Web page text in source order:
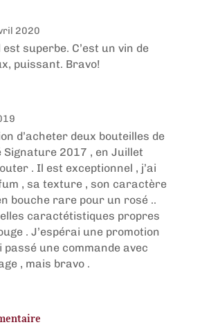
2020
superbe. C’est un vin de
puissant. Bravo!
d’acheter deux bouteilles de
Signature 2017 , en Juillet
. Il est exceptionnel , j’ai
, sa texture , son caractère
bouche rare pour un rosé ..
caractétistiques propres
. J’espérai une promotion
passé une commande avec
, mais bravo .